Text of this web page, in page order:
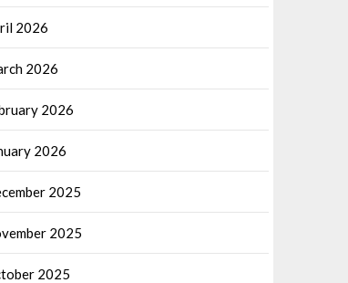
2026
2026
2026
2026
2025
2025
2025